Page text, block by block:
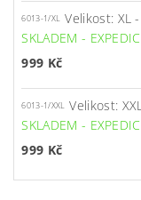
6013-1/XL Velikost: XL
SKLADEM -
999 Kč
6013-1/XXL Velikost:
SKLADEM -
999 Kč